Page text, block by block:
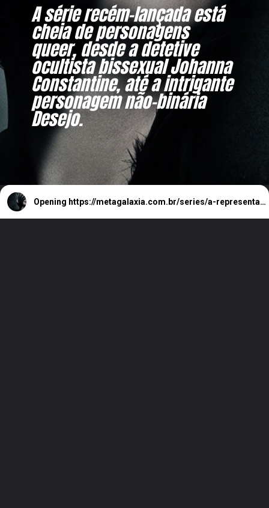
A série recém-lançada está
cheia de personagens
queer, desde a detetive
ocultista bissexual Johanna
Constantine, até a intrigante
personagem não-binária
Desejo.
Opening https://metagalaxia.com.br/series/a-representatividade-queer-em-sandman/